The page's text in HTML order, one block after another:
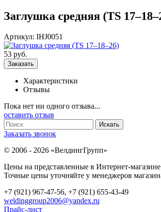
Заглушка средняя (TS
Артикул: IHJ0051
53 руб.
Характеристики
Отзывы
Пока нет ни одного отзыва...
оставить отзыв
Заказать звонок
© 2006 - 2026 «ВелдингГрупп»
Цены на представленные в Интернет-
Точные цены уточняйте у менеджеров
+7 (921) 967-47-56, +7 (921) 655-43-49
weldinggroup2006@yandex.ru
Прайс-лист